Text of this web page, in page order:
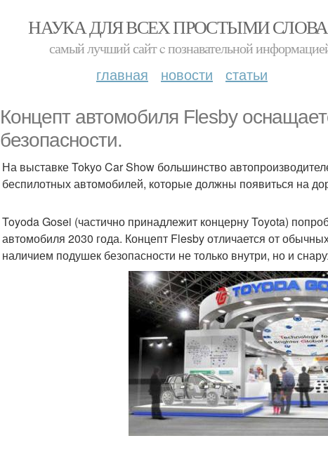
НАУКА ДЛЯ ВСЕХ ПРОСТЫМИ
самый лучший сайт c познавательной
главная новости статьи
Концепт автомобиля Flesby
безопасности.
На выставке Tokyo Car Show большинство
беспилотных автомобилей, которые должны появиться на
Toyoda Gosei (частично принадлежит концерну Toyota)
автомобиля 2030 года. Концепт Flesby отличается от
наличием подушек безопасности не только внутри, но и